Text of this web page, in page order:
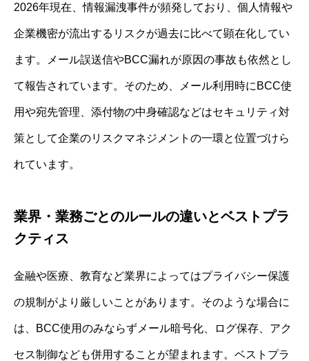
2026年現在、情報漏洩事件が頻発しており、個人情報や
企業機密が流出するリスクが過去に比べて顕在化してい
ます。メール誤送信やBCC漏れが原因の事故も依然とし
て報告されています。そのため、メール利用時にBCC使
用や宛先管理、添付物の中身確認などはセキュリティ対
策として企業のリスクマネジメントの一環と位置づけら
れています。
業界・業務ごとのルールの違いとベストプラ
クティス
金融や医療、教育など業界によってはプライバシー保護
の規制がより厳しいことがあります。そのような場合に
は、BCC使用のみならずメール暗号化、ログ保存、アク
セス制御なども併用することが望まれます。ベストプラ